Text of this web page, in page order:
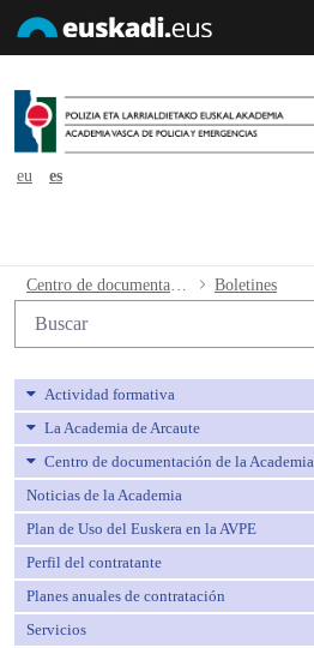
eu
es
Boletines - avpeBoletines
Búsqueda web
Actividad formativa
La Academia de Arcaute
Centro de documentación de la Academia
Noticias de la Academia
Plan de Uso del Euskera en la AVPE
Perfil del contratante
Planes anuales de contratación
Servicios